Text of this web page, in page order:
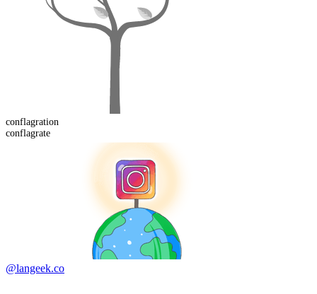
conflagration
conflagrate
@langeek.co